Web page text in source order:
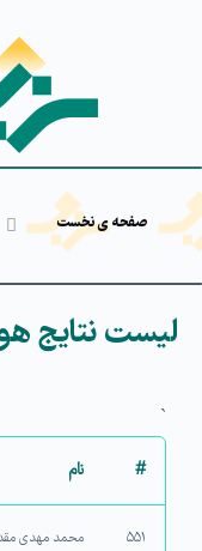
صفحه ی نخست
لیست نتایج
`
#
نام
۵۵۱ محمد مهدی